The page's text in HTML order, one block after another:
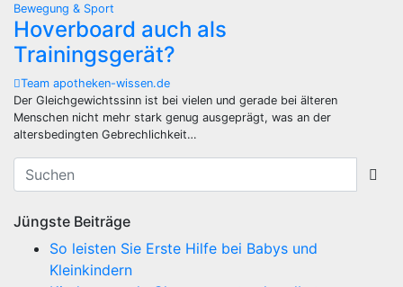
Bewegung & Sport
Hoverboard auch als
Trainingsgerät?
Team apotheken-wissen.de
Der Gleichgewichtssinn ist bei vielen und gerade bei älteren
Menschen nicht mehr stark genug ausgeprägt, was an der
altersbedingten Gebrechlichkeit…
Jüngste Beiträge
So leisten Sie Erste Hilfe bei Babys und
Kleinkindern